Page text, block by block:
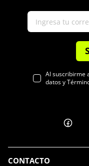
Al suscribirme
datos y
CONTACTO